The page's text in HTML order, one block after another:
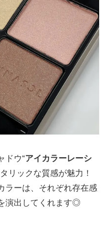
ドウ“アイカラーレーシ
リックな質感が魅力！
ラーは、それぞれ存在感
演出してくれます◎